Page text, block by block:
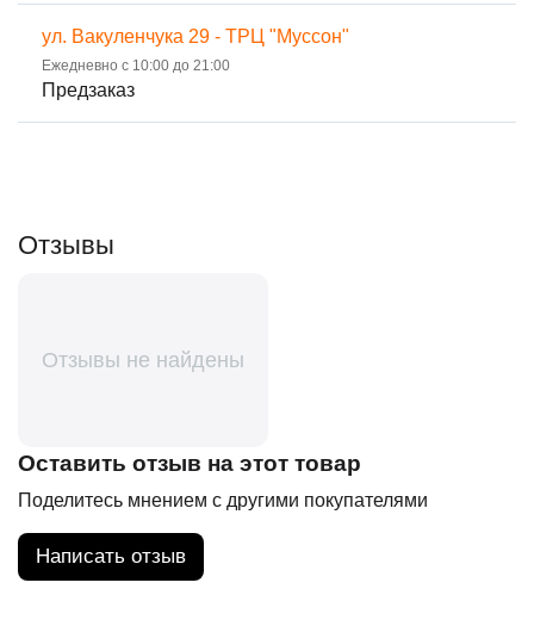
ул. Вакуленчука 29 - ТРЦ "Муссон"
Ежедневно с 10:00 до 21:00
Предзаказ
Отзывы
Отзывы не найдены
Оставить отзыв на этот товар
Поделитесь мнением с другими покупателями
Написать отзыв